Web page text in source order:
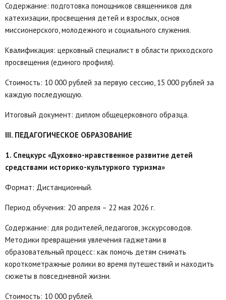
Содержание: подготовка помощников священников для
катехизации, просвещения детей и взрослых, основ
миссионерского, молодежного и социального служения.
Квалификация: церковный специалист в области приходского
просвещения (единого профиля).
Стоимость: 10 000 рублей за первую сессию, 15 000 рублей за
каждую последующую.
Итоговый документ: диплом общецерковного образца.
III. ПЕДАГОГИЧЕСКОЕ ОБРАЗОВАНИЕ
1. Спецкурс «Духовно-нравственное развитие детей
средствами историко-культурного туризма»
Формат: Дистанционный.
Период обучения: 20 апреля – 22 мая 2026 г.
Содержание: для родителей, педагогов, экскурсоводов.
Методики превращения увлечения гаджетами в
образовательный процесс: как помочь детям снимать
короткометражные ролики во время путешествий и находить
сюжеты в повседневной жизни.
Стоимость: 10 000 рублей.